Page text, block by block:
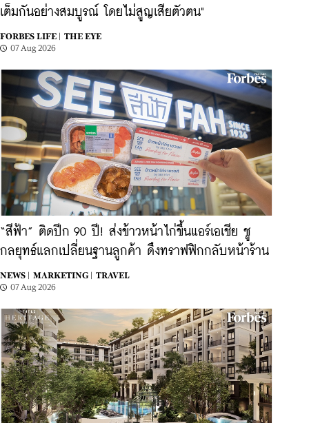
เต็มกันอย่างสมบูรณ์ โดยไม่สูญเสียตัวตน"
FORBES LIFE |
THE EYE
07 Aug 2026
“สีฟ้า” ติดปีก 90 ปี! ส่งข้าวหน้าไก่ขึ้นแอร์เอเชีย ชู
กลยุทธ์แลกเปลี่ยนฐานลูกค้า ดึงทราฟฟิกกลับหน้าร้าน
NEWS | MARKETING |
TRAVEL
07 Aug 2026